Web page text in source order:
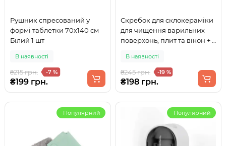
Рушник спресований у
формі таблетки 70х140 см
Білий 1 шт
В наявності
₴215 грн. -7 %
₴199 грн.
Скребок для склокераміки
для чищення варильних
поверхонь, плит та вікон + 5
В наявності
₴245 грн. -19 %
₴198 грн.
Популярний Популярний